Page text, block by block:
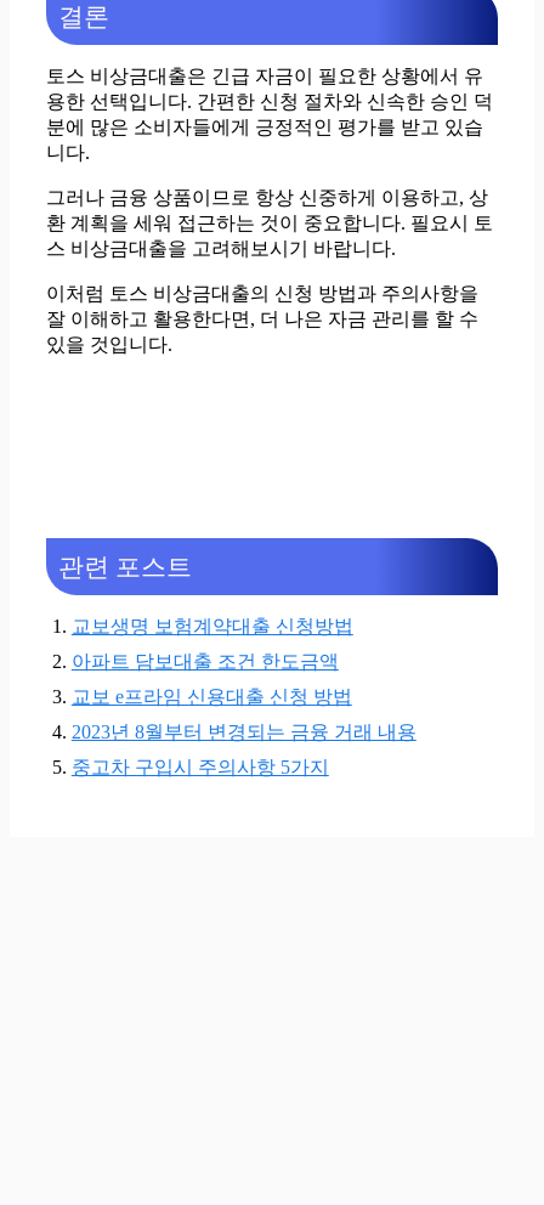
결론
토스 비상금대출은 긴급 자금이 필요한 상황에서 유
용한 선택입니다. 간편한 신청 절차와 신속한 승인 덕
분에 많은 소비자들에게 긍정적인 평가를 받고 있습
니다.
그러나 금융 상품이므로 항상 신중하게 이용하고, 상
환 계획을 세워 접근하는 것이 중요합니다. 필요시 토
스 비상금대출을 고려해보시기 바랍니다.
이처럼 토스 비상금대출의 신청 방법과 주의사항을
잘 이해하고 활용한다면, 더 나은 자금 관리를 할 수
있을 것입니다.
관련 포스트
교보생명 보험계약대출 신청방법
아파트 담보대출 조건 한도금액
교보 e프라임 신용대출 신청 방법
2023년 8월부터 변경되는 금융 거래 내용
중고차 구입시 주의사항 5가지